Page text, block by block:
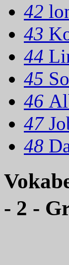
42
43
44
45
46
47
48
- 2 -